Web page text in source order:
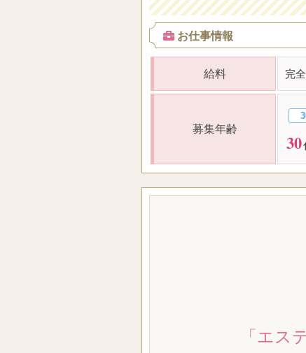
お仕事情報
給料 完
募集年齢
30
「エス